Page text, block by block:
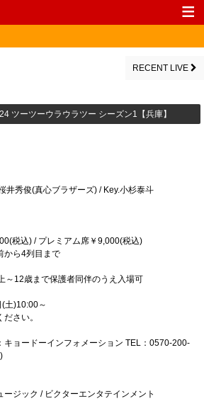
Goods
RECENT LIVE
ツーツーウラウラツー シーズン1【兵庫】
井秀俊(真心ブラザーズ) / Key.小杉泰斗
税込) / プレミアム席￥9,000(税込)
から4列目まで
～12歳まで保護者同伴のうえ入場可
土)10:00～
さい。
キョードーインフォメーション TEL：0570-200-
ジック / ビクターエンタテインメント